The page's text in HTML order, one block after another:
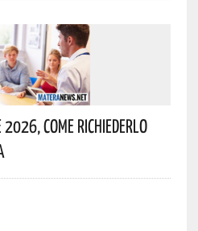
Come Richiederlo